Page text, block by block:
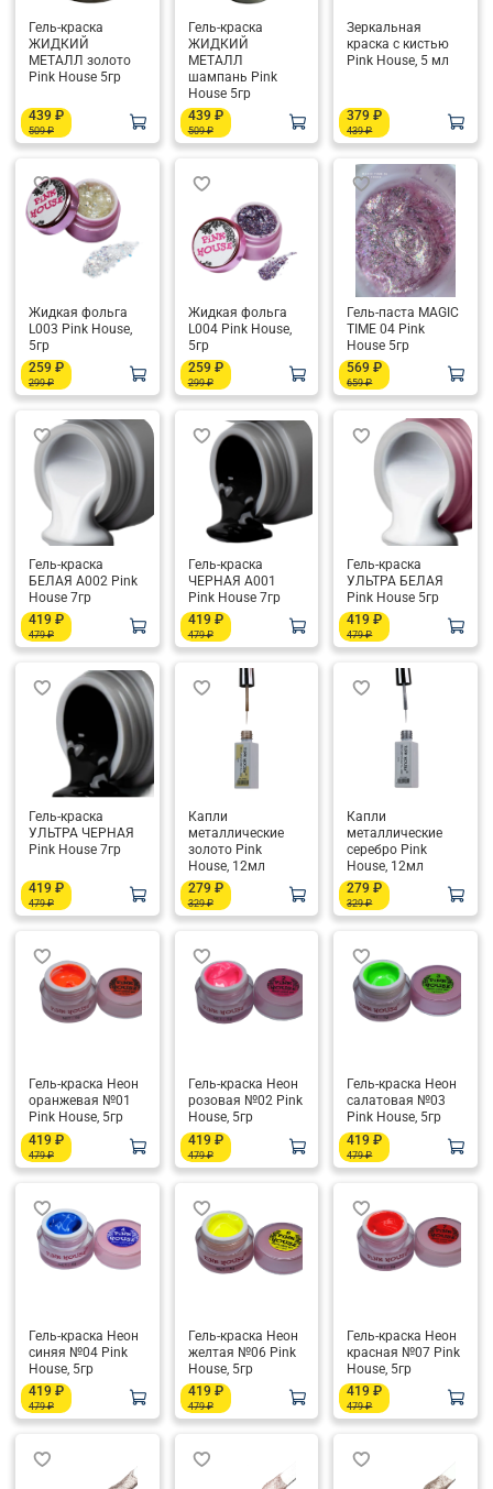
Гель-краска
ЖИДКИЙ
МЕТАЛЛ золото
Pink House 5гр
439 ₽
509 ₽
Гель-краска
ЖИДКИЙ
МЕТАЛЛ
шампань Pink
House 5гр
439 ₽
509 ₽
Зеркальная
краска с кистью
Pink House, 5 мл
379 ₽
439 ₽
Жидкая фольга
L003 Pink House,
5гр
259 ₽
299 ₽
Жидкая фольга
L004 Pink House,
5гр
259 ₽
299 ₽
Гель-паста MAGIC
TIME 04 Pink
House 5гр
569 ₽
659 ₽
Гель-краска
БЕЛАЯ А002 Pink
House 7гр
419 ₽
479 ₽
Гель-краска
ЧЕРНАЯ А001
Pink House 7гр
419 ₽
479 ₽
Гель-краска
УЛЬТРА БЕЛАЯ
Pink House 5гр
419 ₽
479 ₽
Гель-краска
УЛЬТРА ЧЕРНАЯ
Pink House 7гр
419 ₽
479 ₽
Капли
металлические
золото Pink
House, 12мл
279 ₽
329 ₽
Капли
металлические
серебро Pink
House, 12мл
279 ₽
329 ₽
Гель-краска Неон
оранжевая №01
Pink House, 5гр
419 ₽
479 ₽
Гель-краска Неон
розовая №02 Pink
House, 5гр
419 ₽
479 ₽
Гель-краска Неон
салатовая №03
Pink House, 5гр
419 ₽
479 ₽
Гель-краска Неон
синяя №04 Pink
House, 5гр
419 ₽
479 ₽
Гель-краска Неон
желтая №06 Pink
House, 5гр
419 ₽
479 ₽
Гель-краска Неон
красная №07 Pink
House, 5гр
419 ₽
479 ₽